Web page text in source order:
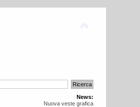
News:
Nuova veste grafica